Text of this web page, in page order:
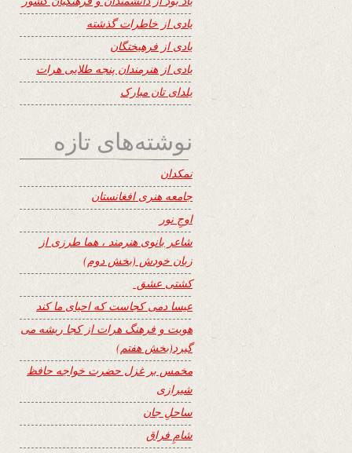
یادی از خاطرات گذشته
یادی از فرهیختگان
یادی از هنرمندان پنجه طلایی هرات
یلدای تان مبارک
نوشته‌های تازه
نمکدان
جامعه هنری افغانستان
اوجِ نور
شاعر بانوی هنرمند ، هما طرزی از
زبان خودش (بخش دوم)
کشتی عشق
عیسا دمی کجاست که احیای ما کند
هویت و فرهنگ هرات از کجا ریشه می
گیرد(بخش هفتم)
مخمس بر غزل حضرت خواجه حافظ
شیرازی
ساحلِ جان
شامِ فراق